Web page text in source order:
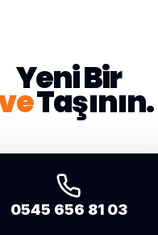
Yeni Bir
Taşının.
0545 656 81 03